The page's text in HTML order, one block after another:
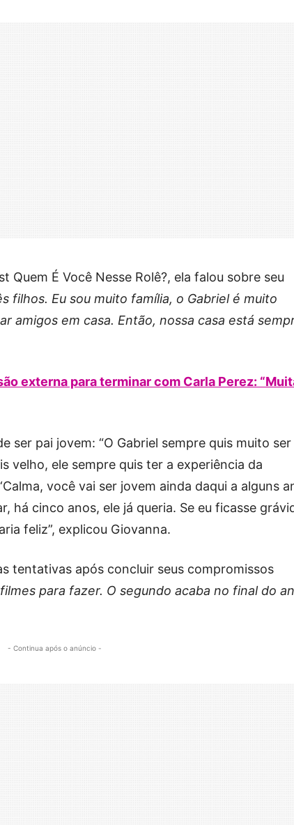
É Você Nesse Rolê?, ela falou sobre seu
filhos. Eu sou muito família, o Gabriel é muito
amigos em casa. Então, nossa casa está
externa para terminar com Carla Perez:
ser pai jovem: “O Gabriel sempre quis muito ser
velho, ele sempre quis ter a experiência da
você vai ser jovem ainda daqui a alguns
há cinco anos, ele já queria. Se eu ficasse
feliz”, explicou Giovanna.
tentativas após concluir seus compromissos
para fazer. O segundo acaba no final do
- Continua após o anúncio -